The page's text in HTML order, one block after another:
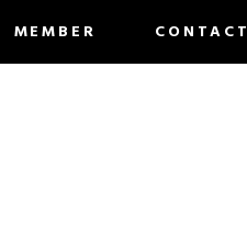
MEMBER CONTACT